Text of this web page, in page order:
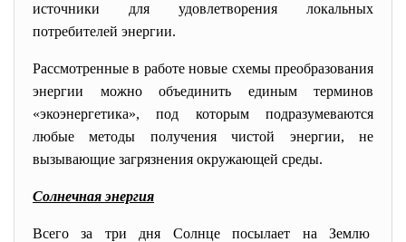
источники для удовлетворения локальных
потребителей энергии.
Рассмотренные в работе новые схемы преобразования
энергии можно объединить единым терминов
«экоэнергетика», под которым подразумеваются
любые методы получения чистой энергии, не
вызывающие загрязнения окружающей среды.
Солнечная энергия
Всего за три дня Солнце посылает на Землю